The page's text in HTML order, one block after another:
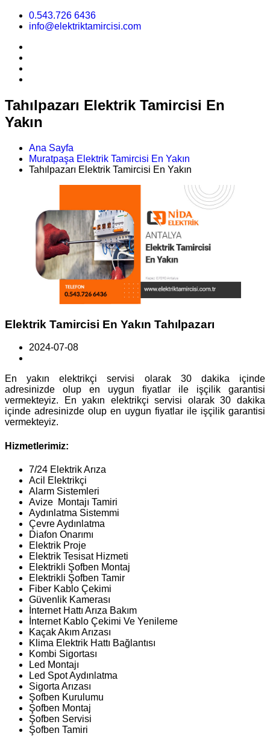
0.543.726 6436
info@elektriktamircisi.com
Tahılpazarı Elektrik Tamircisi En
Yakın
Ana Sayfa
Muratpaşa Elektrik Tamircisi En Yakın
Tahılpazarı Elektrik Tamircisi En Yakın
Elektrik Tamircisi En Yakın Tahılpazarı
2024-07-08
En yakın elektrikçi servisi olarak 30 dakika içinde
adresinizde olup en uygun fiyatlar ile işçilik garantisi
vermekteyiz. En yakın elektrikçi servisi olarak 30 dakika
içinde adresinizde olup en uygun fiyatlar ile işçilik garantisi
vermekteyiz.
Hizmetlerimiz:
7/24 Elektrik Arıza
Acil Elektrikçi
Alarm Sistemleri
Avize Montajı Tamiri
Aydınlatma Sistemmi
Çevre Aydınlatma
Diafon Onarımı
Elektrik Proje
Elektrik Tesisat Hizmeti
Elektrikli Şofben Montaj
Elektrikli Şofben Tamir
Fiber Kablo Çekimi
Güvenlik Kamerası
İnternet Hattı Arıza Bakım
İnternet Kablo Çekimi Ve Yenileme
Kaçak Akım Arızası
Klima Elektrik Hattı Bağlantısı
Kombi Sigortası
Led Montajı
Led Spot Aydınlatma
Sigorta Arızası
Şofben Kurulumu
Şofben Montaj
Şofben Servisi
Şofben Tamiri